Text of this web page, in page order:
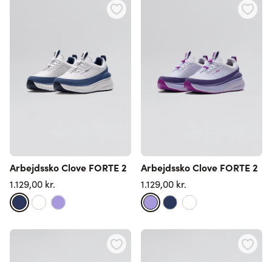
Arbejdssko Clove FORTE 2
1.129,00 kr.
Arbejdssko Clove FORTE 2
1.129,00 kr.